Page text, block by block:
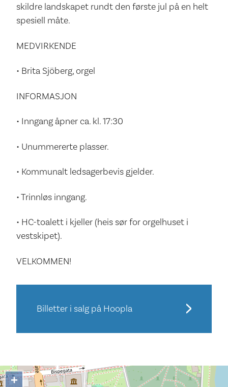
skildre landskapet rundt den første jul på en helt
spesiell måte.
MEDVIRKENDE
• Brita Sjöberg, orgel
INFORMASJON
• Inngang åpner ca. kl. 17:30
• Unummererte plasser.
• Kommunalt ledsagerbevis gjelder.
• Trinnløs inngang.
• HC-toalett i kjeller (heis sør for orgelhuset i
vestskipet).
VELKOMMEN!
Billetter i salg på Hoopla
+